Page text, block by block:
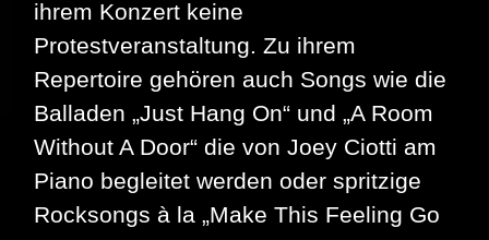
ihrem Konzert keine
Protestveranstaltung. Zu ihrem
Repertoire gehören auch Songs wie die
Balladen „Just Hang On“ und „A Room
Without A Door“ die von Joey Ciotti am
Piano begleitet werden oder spritzige
Rocksongs à la „Make This Feeling Go